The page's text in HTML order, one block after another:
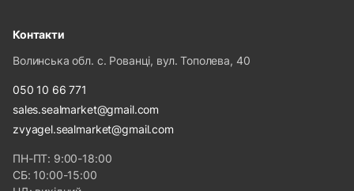
Контакти
Волинська обл. с. Рованці, вул. Тополева, 40
050 10 66 771
sales.sealmarket@gmail.com
zvyagel.sealmarket@gmail.com
ПН-ПТ: 9:00-18:00
СБ: 10:00-15:00